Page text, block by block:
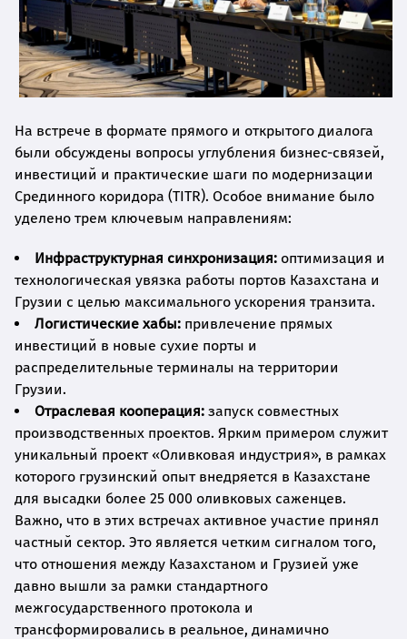
На встрече в формате прямого и открытого диалога
были обсуждены вопросы углубления бизнес-связей,
инвестиций и практические шаги по модернизации
Срединного коридора (TITR). Особое внимание было
уделено трем ключевым направлениям:
Инфраструктурная синхронизация: оптимизация и
технологическая увязка работы портов Казахстана и
Грузии с целью максимального ускорения транзита.
Логистические хабы: привлечение прямых
инвестиций в новые сухие порты и
распределительные терминалы на территории
Грузии.
Отраслевая кооперация: запуск совместных
производственных проектов. Ярким примером служит
уникальный проект «Оливковая индустрия», в рамках
которого грузинский опыт внедряется в Казахстане
для высадки более 25 000 оливковых саженцев.
Важно, что в этих встречах активное участие принял
частный сектор. Это является четким сигналом того,
что отношения между Казахстаном и Грузией уже
давно вышли за рамки стандартного
межгосударственного протокола и
трансформировались в реальное, динамично